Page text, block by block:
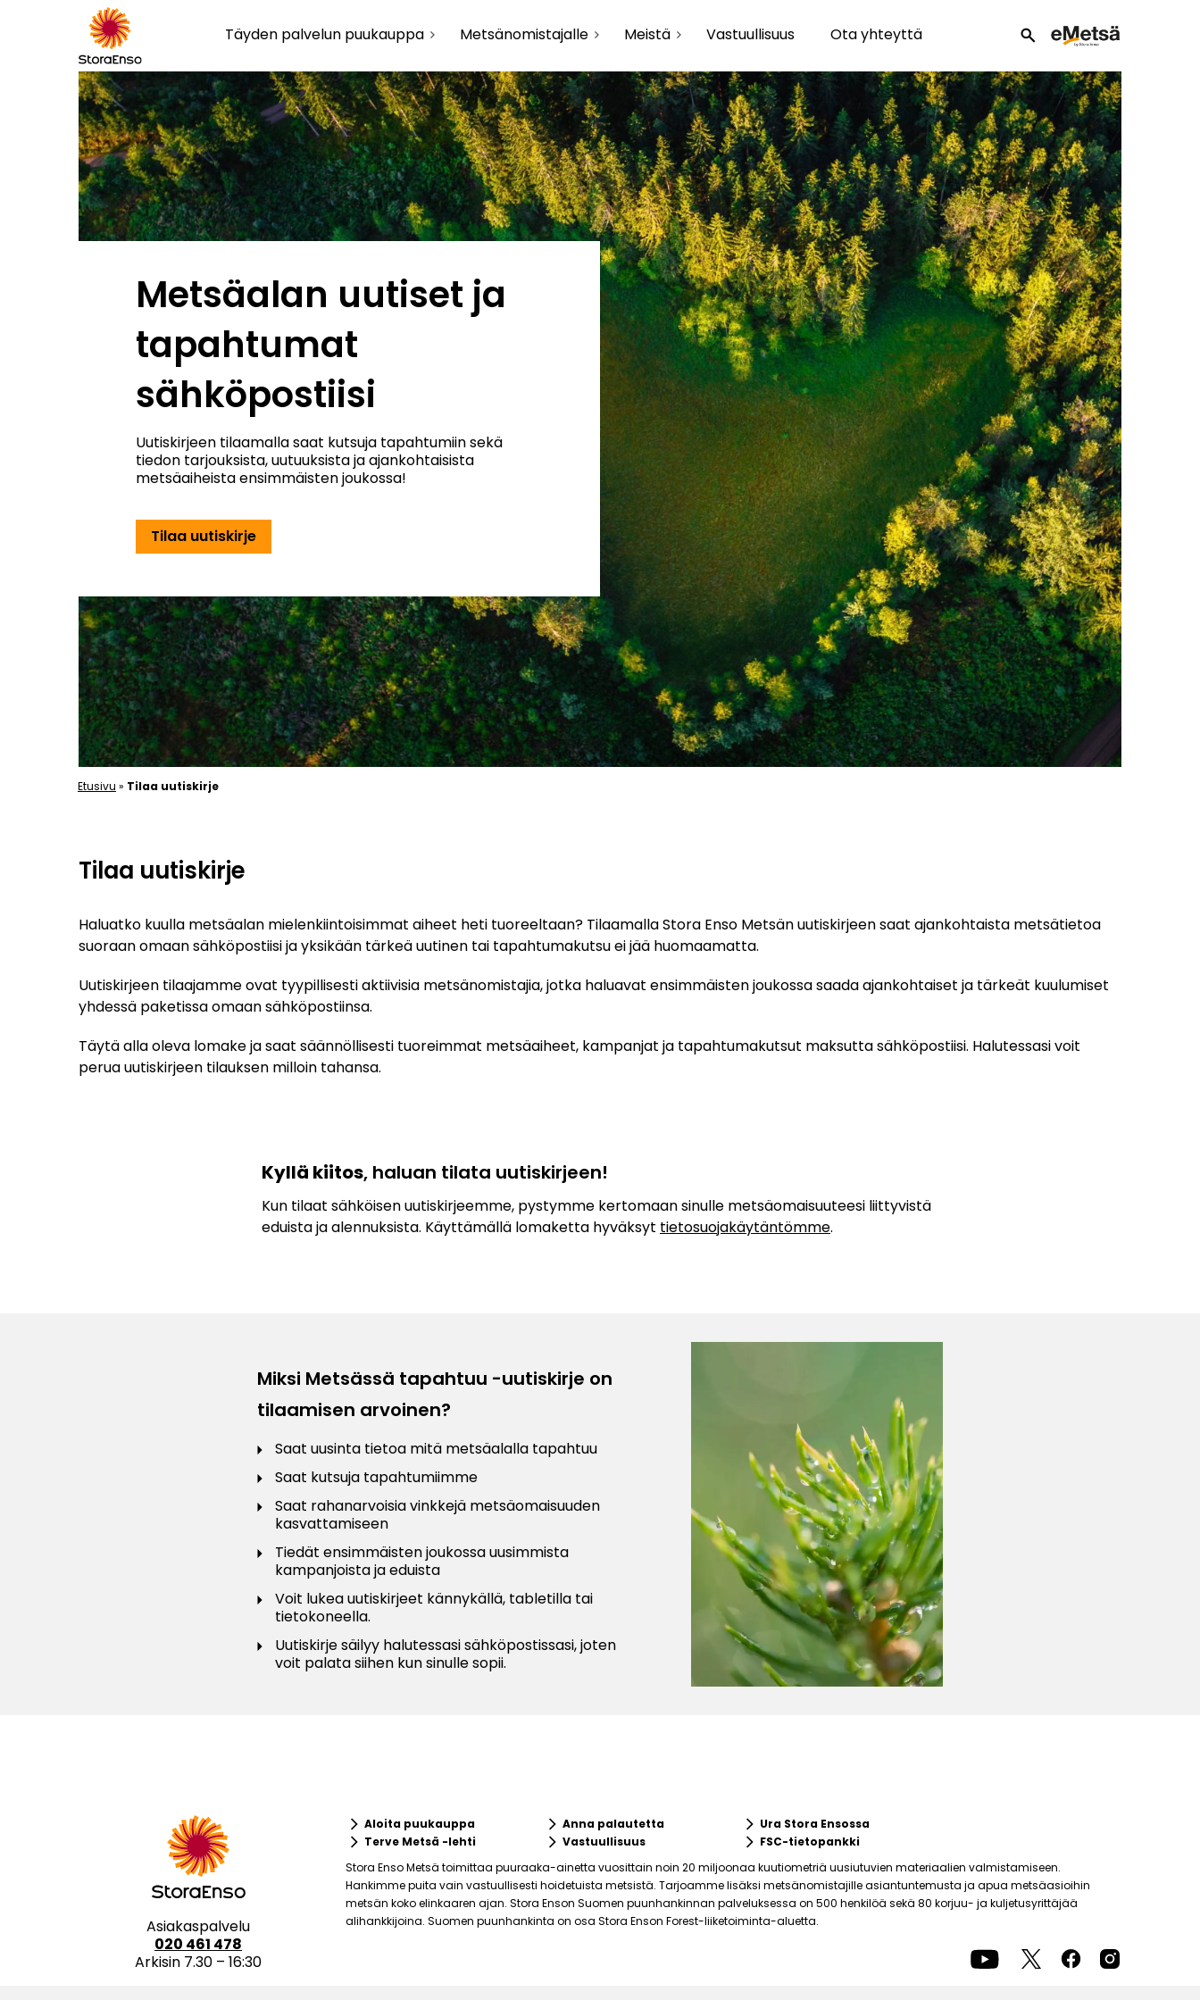
Täyden palvelun puukauppa Metsänomistajalle Meistä Vastuullisuus Ota yhteyttä search
Metsäalan uutiset ja
tapahtumat
sähköpostiisi
Uutiskirjeen tilaamalla saat kutsuja tapahtumiin sekä
tiedon tarjouksista, uutuuksista ja ajankohtaisista
metsäaiheista ensimmäisten joukossa!
Tilaa uutiskirje
Etusivu » Tilaa uutiskirje
Tilaa uutiskirje
Haluatko kuulla metsäalan mielenkiintoisimmat aiheet heti tuoreeltaan? Tilaamalla Stora Enso Metsän uutiskirjeen saat ajankohtaista metsätietoa
suoraan omaan sähköpostiisi ja yksikään tärkeä uutinen tai tapahtumakutsu ei jää huomaamatta.
Uutiskirjeen tilaajamme ovat tyypillisesti aktiivisia metsänomistajia, jotka haluavat ensimmäisten joukossa saada ajankohtaiset ja tärkeät kuulumiset
yhdessä paketissa omaan sähköpostiinsa.
Täytä alla oleva lomake ja saat säännöllisesti tuoreimmat metsäaiheet, kampanjat ja tapahtumakutsut maksutta sähköpostiisi. Halutessasi voit
perua uutiskirjeen tilauksen milloin tahansa.
Kyllä kiitos, haluan tilata uutiskirjeen!
Kun tilaat sähköisen uutiskirjeemme, pystymme kertomaan sinulle metsäomaisuuteesi liittyvistä
eduista ja alennuksista. Käyttämällä lomaketta hyväksyt tietosuojakäytäntömme.
Miksi Metsässä tapahtuu -uutiskirje on
tilaamisen arvoinen?
Saat uusinta tietoa mitä metsäalalla tapahtuu
Saat kutsuja tapahtumiimme
Saat rahanarvoisia vinkkejä metsäomaisuuden
kasvattamiseen
Tiedät ensimmäisten joukossa uusimmista
kampanjoista ja eduista
Voit lukea uutiskirjeet kännykällä, tabletilla tai
tietokoneella.
Uutiskirje säilyy halutessasi sähköpostissasi, joten
voit palata siihen kun sinulle sopii.
Asiakaspalvelu
020 461 478
Arkisin 7.30 – 16:30
keyboard_arrow_rightAloita puukauppa
keyboard_arrow_rightTerve Metsä -lehti
keyboard_arrow_rightAnna palautetta
keyboard_arrow_rightVastuullisuus
keyboard_arrow_rightUra Stora Ensossa
keyboard_arrow_rightFSC-tietopankki
Stora Enso Metsä toimittaa puuraaka-ainetta vuosittain noin 20 miljoonaa kuutiometriä uusiutuvien materiaalien valmistamiseen.
Hankimme puita vain vastuullisesti hoidetuista metsistä. Tarjoamme lisäksi metsänomistajille asiantuntemusta ja apua metsäasioihin
metsän koko elinkaaren ajan. Stora Enson Suomen puunhankinnan palveluksessa on 500 henkilöä sekä 80 korjuu- ja kuljetusyrittäjää
alihankkijoina. Suomen puunhankinta on osa Stora Enson Forest-liiketoiminta-aluetta.